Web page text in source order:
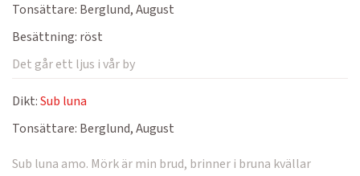
Tonsättare: Berglund, August
Besättning: röst
Det går ett ljus i vår by
Dikt:Sub luna
Tonsättare: Berglund, August
Sub luna amo. Mörk är min brud, brinner i bruna kvällar